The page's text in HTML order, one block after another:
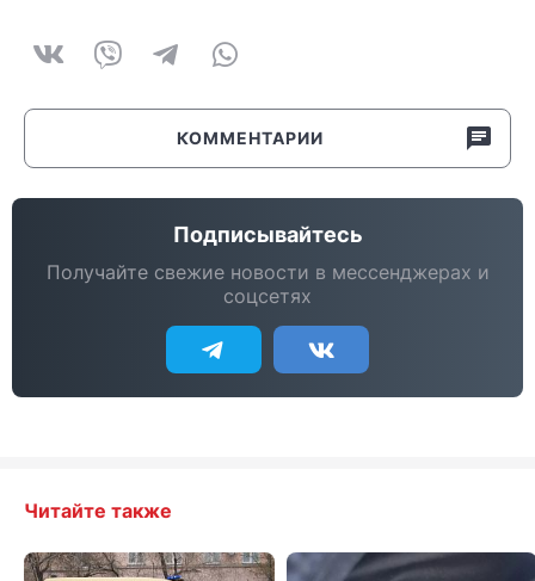
КОММЕНТАРИИ
Подписывайтесь
Получайте свежие новости в мессенджерах и
соцсетях
Читайте также